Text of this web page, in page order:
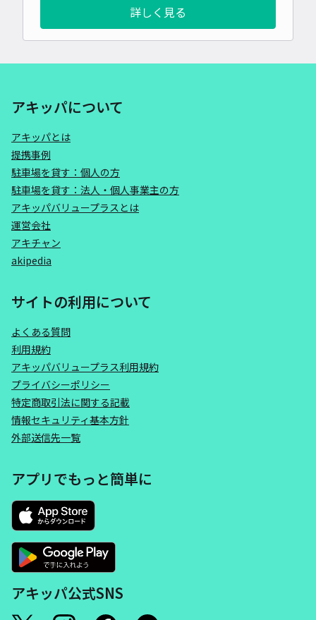
詳しく見る
アキッパについて
アキッパとは
提携事例
駐車場を貸す：個人の方
駐車場を貸す：法人・個人事業主の方
アキッパバリュープラスとは
運営会社
アキチャン
akipedia
サイトの利用について
よくある質問
利用規約
アキッパバリュープラス利用規約
プライバシーポリシー
特定商取引法に関する記載
情報セキュリティ基本方針
外部送信先一覧
アプリでもっと簡単に
アキッパ公式SNS